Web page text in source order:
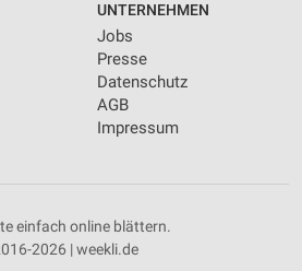
UNTERNEHMEN
Jobs
Presse
Datenschutz
AGB
Impressum
einfach online blättern.
2026 | weekli.de